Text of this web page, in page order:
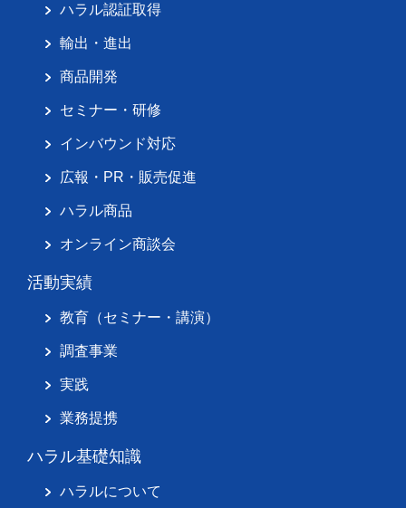
ハラル認証取得
輸出・進出
商品開発
セミナー・研修
インバウンド対応
広報・PR・販売促進
ハラル商品
オンライン商談会
活動実績
教育（セミナー・講演）
調査事業
実践
業務提携
ハラル基礎知識
ハラルについて